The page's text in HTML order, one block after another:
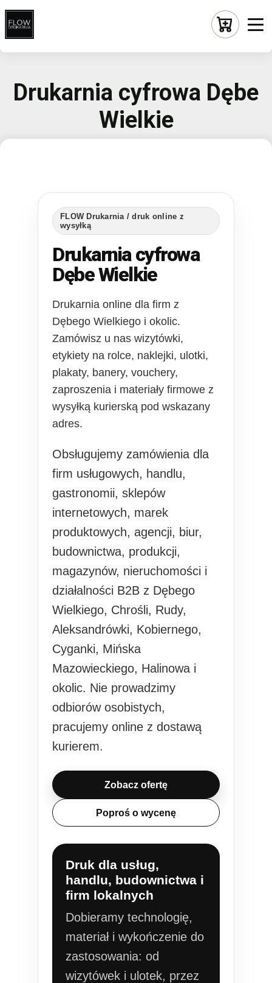
Drukarnia cyfrowa Dębe
Wielkie
FLOW Drukarnia / druk online z
wysyłką
Drukarnia cyfrowa
Dębe Wielkie
Drukarnia online dla firm z
Dębego Wielkiego i okolic.
Zamówisz u nas wizytówki,
etykiety na rolce, naklejki, ulotki,
plakaty, banery, vouchery,
zaproszenia i materiały firmowe z
wysyłką kurierską pod wskazany
adres.
Obsługujemy zamówienia dla
firm usługowych, handlu,
gastronomii, sklepów
internetowych, marek
produktowych, agencji, biur,
budownictwa, produkcji,
magazynów, nieruchomości i
działalności B2B z Dębego
Wielkiego, Chrośli, Rudy,
Aleksandrówki, Kobiernego,
Cyganki, Mińska
Mazowieckiego, Halinowa i
okolic. Nie prowadzimy
odbiorów osobistych,
pracujemy online z dostawą
kurierem.
Zobacz ofertę
Poproś o wycenę
Druk dla usług,
handlu, budownictwa i
firm lokalnych
Dobieramy technologię,
materiał i wykończenie do
zastosowania: od
wizytówek i ulotek, przez